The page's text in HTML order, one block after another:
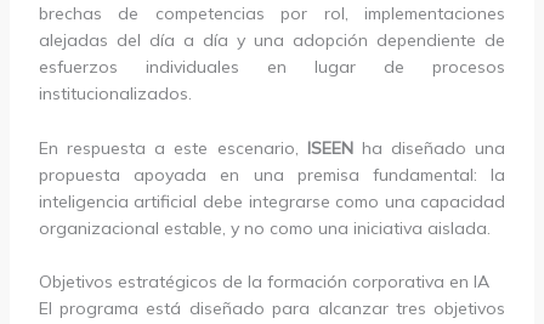
brechas de competencias por rol, implementaciones
alejadas del día a día y una adopción dependiente de
esfuerzos individuales en lugar de procesos
institucionalizados.
En respuesta a este escenario, ISEENha diseñado una
propuesta apoyada en una premisa fundamental: la
inteligencia artificial debe integrarse como una capacidad
organizacional estable, y no como una iniciativa aislada.
Objetivos estratégicos de la formación corporativa en IA
El programa está diseñado para alcanzar tres objetivos